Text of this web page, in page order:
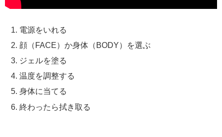
電源をいれる
顔（FACE）か身体（BODY）を選ぶ
ジェルを塗る
温度を調整する
身体に当てる
終わったら拭き取る